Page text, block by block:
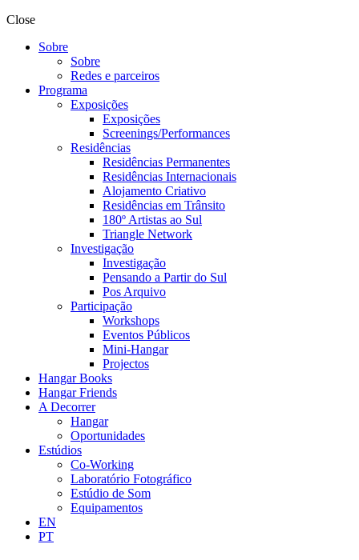
Close
Sobre
Sobre
Redes e parceiros
Programa
Exposições
Exposições
Screenings/Performances
Residências
Residências Permanentes
Residências Internacionais
Alojamento Criativo
Residências em Trânsito
180º Artistas ao Sul
Triangle Network
Investigação
Investigação
Pensando a Partir do Sul
Pos Arquivo
Participação
Workshops
Eventos Públicos
Mini-Hangar
Projectos
Hangar Books
Hangar Friends
A Decorrer
Hangar
Oportunidades
Estúdios
Co-Working
Laboratório Fotográfico
Estúdio de Som
Equipamentos
EN
PT